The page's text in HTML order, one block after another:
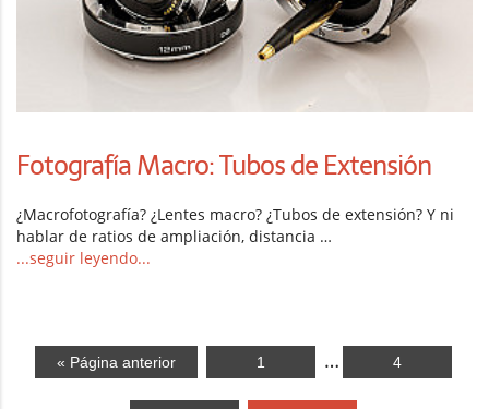
Fotografía Macro: Tubos de Extensión
¿Macrofotografía? ¿Lentes macro? ¿Tubos de extensión? Y ni
hablar de ratios de ampliación, distancia …
...seguir leyendo...
« Página anterior 1 … 4